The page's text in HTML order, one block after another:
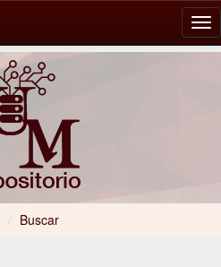
/ Buscar